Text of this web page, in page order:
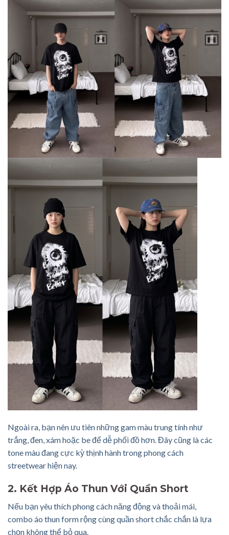
Ngoài ra, bạn nên ưu tiên những gam màu trung tính như
trắng, đen, xám hoặc be để dễ phối đồ hơn. Đây cũng là các
tone màu đang cực kỳ thịnh hành trong phong cách
streetwear hiện nay.
2. Kết Hợp Áo Thun Với Quần Short
Nếu bạn yêu thích phong cách năng động và thoải mái,
combo áo thun form rộng cùng quần short chắc chắn là lựa
chọn không thể bỏ qua.